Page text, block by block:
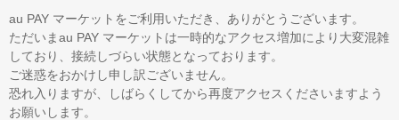
au PAY マーケットをご利用いただき、ありがとうございます。
ただいまau PAY マーケットは一時的なアクセス増加により大変混雑
しており、接続しづらい状態となっております。
ご迷惑をおかけし申し訳ございません。
恐れ入りますが、しばらくしてから再度アクセスくださいますよう
お願いします。